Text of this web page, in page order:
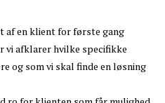
af en klient for første gang
vi afklarer hvilke specifikke
og som vi skal finde en løsning